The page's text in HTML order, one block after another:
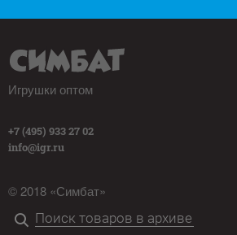
Игрушки оптом
+7 (495) 933 27 02
info@igr.ru
© 2018 «Симбат»